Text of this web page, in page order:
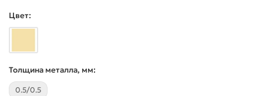
Цвет:
Толщина металла, мм:
0.5/0.5